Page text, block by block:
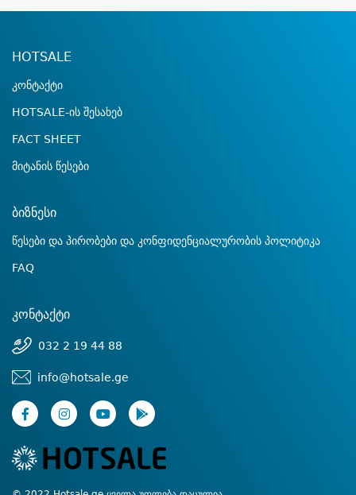
HOTSALE
კონტაქტი
HOTSALE-ის შესახებ
FACT SHEET
მიტანის წესები
ბიზნესი
წესები და პირობები და კონფიდენციალურობის პოლიტიკა
FAQ
კონტაქტი
032 2 19 44 88
info@hotsale.ge